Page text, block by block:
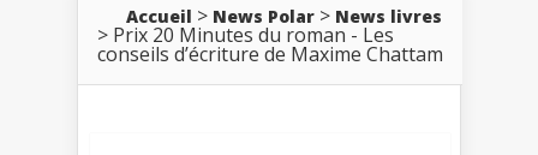
Accueil > News Polar > News livres
> Prix 20 Minutes du roman - Les
conseils d’écriture de Maxime Chattam